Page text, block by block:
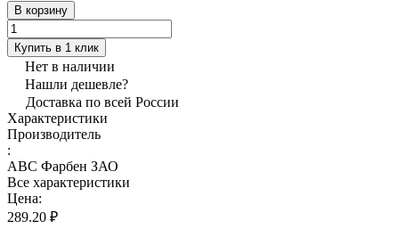
В корзину
Купить в 1 клик
Нет в наличии
Нашли дешевле?
Доставка по всей России
Характеристики
Производитель
:
АВС Фарбен ЗАО
Все характеристики
Цена:
289.20 ₽